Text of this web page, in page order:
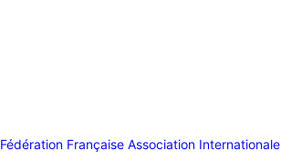
Fédération Française Association Internationale